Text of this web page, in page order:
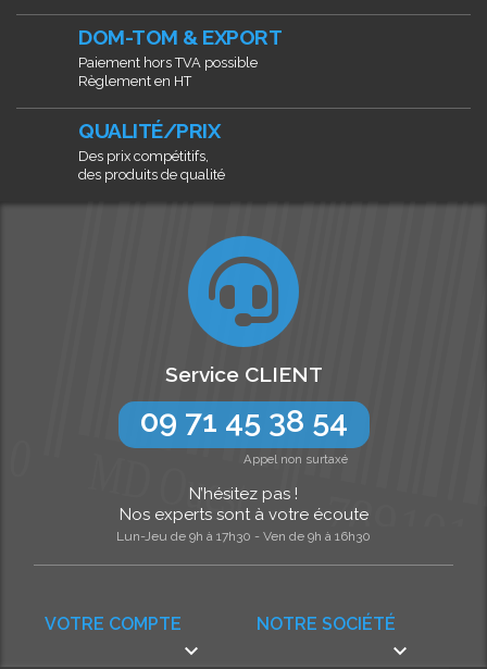
DOM-TOM & EXPORT
Paiement hors TVA possible
Règlement en HT
QUALITÉ/PRIX
Des prix compétitifs,
des produits de qualité
NOTRE SOCIÉTÉ

VOTRE COMPTE

Service CLIENT
09 71 45 38 54
Appel non surtaxé
N’hésitez pas !
Nos experts sont à votre écoute
Lun-Jeu de 9h à 17h30 - Ven de 9h à 16h30